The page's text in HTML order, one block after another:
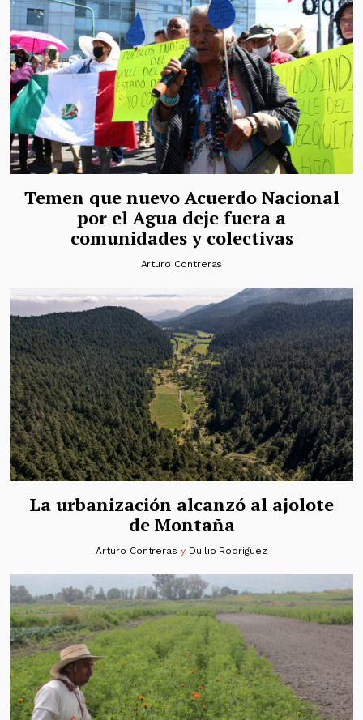
Temen que nuevo Acuerdo Nacional
por el Agua deje fuera a
comunidades y colectivas
Arturo Contreras
La urbanización alcanzó al ajolote
de Montaña
Arturo Contreras y Duilio Rodríguez